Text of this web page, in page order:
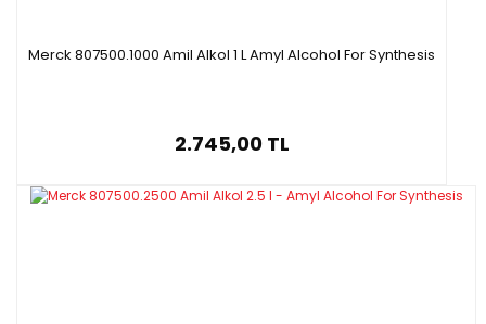
Merck 807500.1000 Amil Alkol 1 L Amyl Alcohol For Synthesis
2.745,00 TL